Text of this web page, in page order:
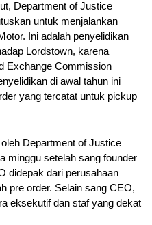
Department of Justice
untuk menjalankan
Ini adalah penyelidikan
Lordstown, karena
Exchange Commission
di awal tahun ini
yang tercatat untuk pickup
Department of Justice
minggu setelah sang founder
didepak dari perusahaan
pre order. Selain sang CEO,
eksekutif dan staf yang dekat